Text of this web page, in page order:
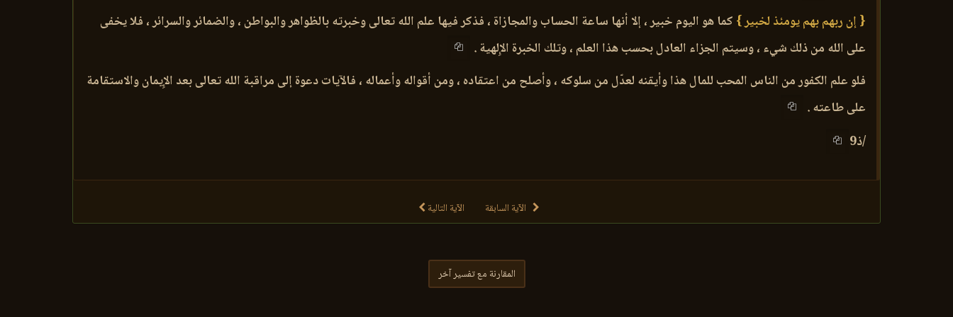
{ إن ربهم بهم يومئذ لخبير } كما هو اليوم خبير ، إلا أنها ساعة الحساب والمجازاة ، فذكر فيها علم الله تعالى وخبرته بالظواهر والبواطن ، والضمائر والسرائر ، فلا يخفى
على الله من ذلك شيء ، وسيتم الجزاء العادل بحسب هذا العلم ، وتلك الخبرة الإِلهية .
فلو علم الكفور من الناس المحب للمال هذا وأيقنه لعدّل من سلوكه ، وأصلح من اعتقاده ، ومن أقواله وأعماله ، فالآيات دعوة إلى مراقبة الله تعالى بعد الإِيمان والاستقامة
على طاعته .
/ذ9
الآية السابقة الآية التالية
المقارنة مع تفسير آخر